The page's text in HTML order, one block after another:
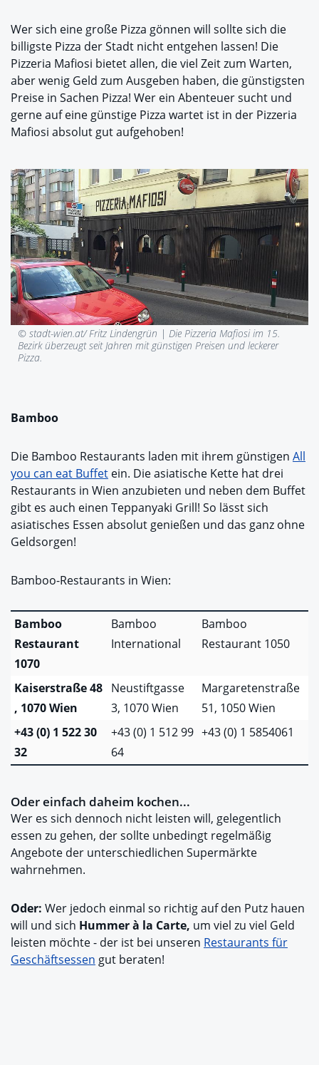
Wer sich eine große Pizza gönnen will sollte sich die
billigste Pizza der Stadt nicht entgehen lassen! Die
Pizzeria Mafiosi bietet allen, die viel Zeit zum Warten,
aber wenig Geld zum Ausgeben haben, die günstigsten
Preise in Sachen Pizza! Wer ein Abenteuer sucht und
gerne auf eine günstige Pizza wartet ist in der Pizzeria
Mafiosi absolut gut aufgehoben!
© stadt-wien.at/ Fritz Lindengrün | Die Pizzeria Mafiosi im 15.
Bezirk überzeugt seit Jahren mit günstigen Preisen und leckerer
Pizza.
Bamboo
Die Bamboo Restaurants laden mit ihrem günstigen All
you can eat Buffet ein. Die asiatische Kette hat drei
Restaurants in Wien anzubieten und neben dem Buffet
gibt es auch einen Teppanyaki Grill! So lässt sich
asiatisches Essen absolut genießen und das ganz ohne
Geldsorgen!
Bamboo-Restaurants in Wien:
Bamboo
Restaurant
1070
Bamboo
International
Bamboo
Restaurant 1050
Kaiserstraße 48
, 1070 Wien
Neustiftgasse
3, 1070 Wien
Margaretenstraße
51, 1050 Wien
+43 (0) 1 522 30
32
+43 (0) 1 512 99
64
+43 (0) 1 5854061
Oder einfach daheim kochen...
Wer es sich dennoch nicht leisten will, gelegentlich
essen zu gehen, der sollte unbedingt regelmäßig
Angebote der unterschiedlichen Supermärkte
wahrnehmen.
Oder: Wer jedoch einmal so richtig auf den Putz hauen
will und sich Hummer à la Carte, um viel zu viel Geld
leisten möchte - der ist bei unseren Restaurants für
Geschäftsessen gut beraten!